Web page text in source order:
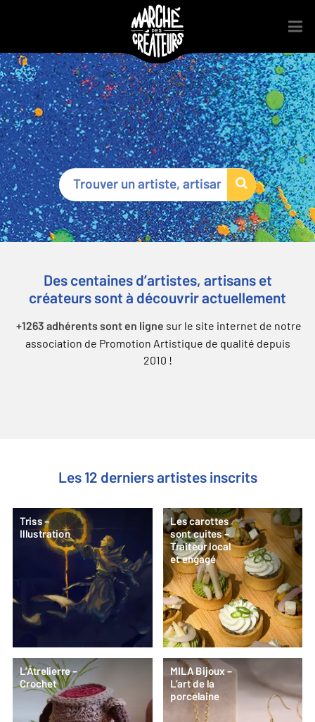
Marché des Créateurs®
Des centaines d’artistes, artisans et
créateurs sont à découvrir actuellement
+1263 adhérents sont en ligne sur le site internet de notre
association de Promotion Artistique de qualité depuis
2010 !
Les 12 derniers artistes inscrits
Triss –
Illustration
Les carottes
sont cuites –
Traiteur local
et engagé
L’Âtrelierre –
Crochet
MILA Bijoux –
L’art de la
porcelaine